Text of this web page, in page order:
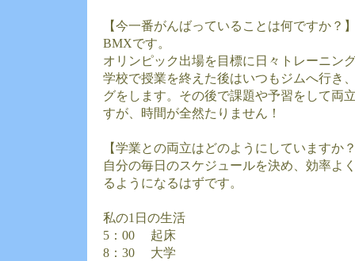
【今一番がんばっていることは何ですか？
BMXです。
オリンピック出場を目標に日々トレーニン
学校で授業を終えた後はいつもジムへ行き
グをします。その後で課題や予習をして両
すが、時間が全然たりません！
【学業との両立はどのようにしていますか
自分の毎日のスケジュールを決め、効率よ
るようになるはずです。
私の1日の生活
5：00 起床
8：30 大学